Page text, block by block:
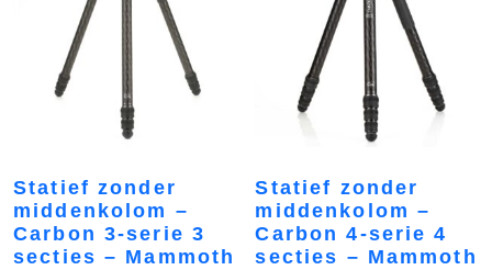
Statief zonder
middenkolom –
Carbon 3-serie 3
secties – Mammoth
Statief zonder
middenkolom –
Carbon 4-serie 4
secties – Mammoth